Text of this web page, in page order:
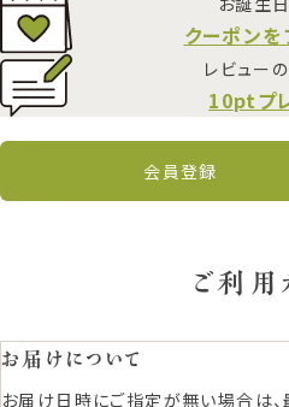
クーポンを
レビュー
10ptプ
会員登録
ご利用
お届けについて
お届け日時にご指定が無い場合は